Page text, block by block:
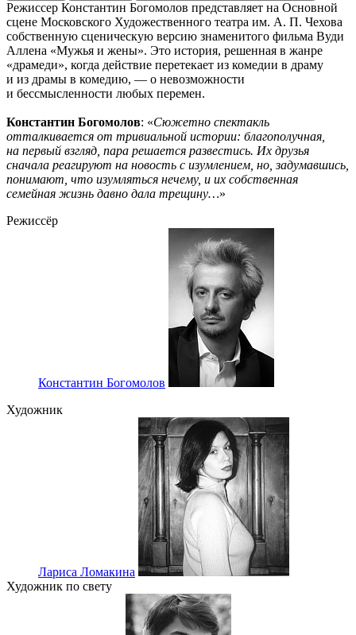
Режиссер Константин Богомолов представляет на Основной
сцене Московского Художественного театра им. А. П. Чехова
собственную сценическую версию знаменитого фильма Вуди
Аллена «Мужья и жены». Это история, решенная в жанре
«драмеди», когда действие перетекает из комедии в драму
и из драмы в комедию, — о невозможности
и бессмысленности любых перемен.
Константин Богомолов: «Сюжетно спектакль
отталкивается от тривиальной истории: благополучная,
на первый взгляд, пара решается развестись. Их друзья
сначала реагируют на новость с изумлением, но, задумавшись,
понимают, что изумляться нечему, и их собственная
семейная жизнь давно дала трещину…»
Режиссёр
Константин Богомолов
Художник
Лариса Ломакина
Художник по свету